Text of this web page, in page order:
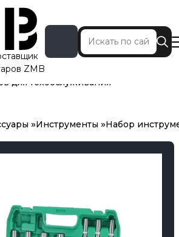
ZMB
Инструменты
для техобслуживания
Инструменты Набор